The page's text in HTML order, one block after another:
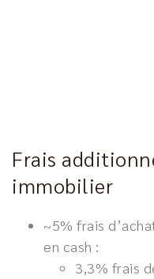
Frais
immobilier
~5% frais
en cash :
3,3% frais